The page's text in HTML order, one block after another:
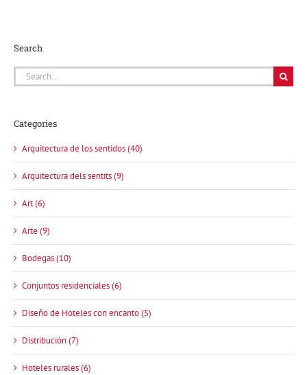
Search
Search
for:
Categories
Arquitectura de los sentidos (40)
Arquitectura dels sentits (9)
Art (6)
Arte (9)
Bodegas (10)
Conjuntos residenciales (6)
Diseño de Hoteles con encanto (5)
Distribución (7)
Hoteles rurales (6)